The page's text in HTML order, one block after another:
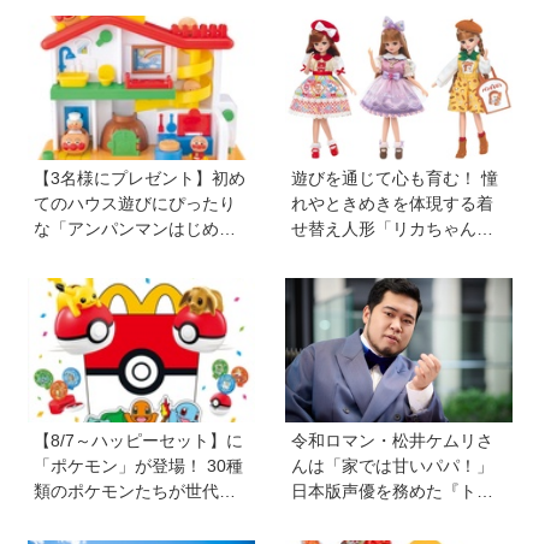
【『ちゃお』8月号ふろく】
る追加コンテンツも登場
【3名様にプレゼント】初め
てのハウス遊びにぴったり
な「アンパンマンはじめて
と指先あそびが盛りだくさ
ん♪
遊びを通じて心も育む！ 憧
れやときめきを体現する着
せ替え人形「リカちゃん」
けよう
【8/7～ハッピーセット】に
「ポケモン」が登場！ 30種
類のポケモンたちが世代を
令和ロマン・松井ケムリさ
んは「家では甘いパパ！」
日本版声優を務めた『ト